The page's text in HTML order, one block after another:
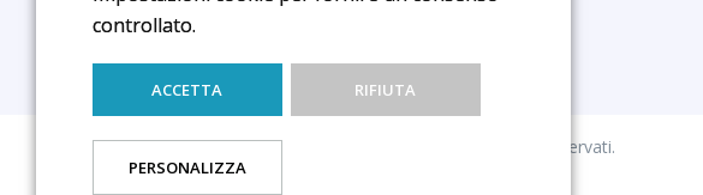
Copyright © 2025 Medical Age S.r.l. COE SM 20090. Tutti i diritti riservati.
Iscritto al Registro e-commerce al nr. 828 dal 23/01/2021
controllato.
ACCETTA RIFIUTA
PERSONALIZZA